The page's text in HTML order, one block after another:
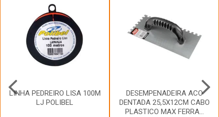
LINHA PEDREIRO LISA 100M
LJ POLIBEL
DESEMPENADEIRA ACO
DENTADA 25,5X12CM CABO
PLASTICO MAX FERRA...